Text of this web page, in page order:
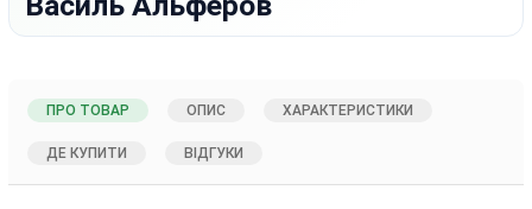
ПРО ТОВАР ОПИС ХАРАКТЕРИСТИКИ
ДЕ КУПИТИ ВІДГУКИ